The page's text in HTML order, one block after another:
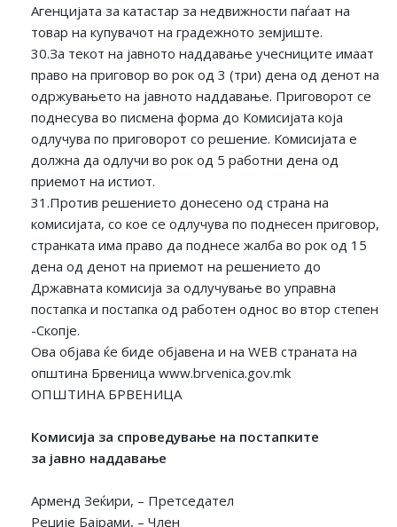
Агенцијата за катастар за недвижности паѓаат на
товар на купувачот на градежното земјиште.
30.За текот на јавното наддавање учесниците имаат
право на приговор во рок од 3 (три) дена од денот на
одржувањето на јавното наддавање. Приговорот се
поднесува во писмена форма до Комисијата која
одлучува по приговорот со решение. Комисијата е
должна да одлучи во рок од 5 работни дена од
приемот на истиот.
31.Против решението донесено од страна на
комисијата, со кое се одлучува по поднесен приговор,
странката има право да поднесе жалба во рок од 15
дена од денот на приемот на решението до
Државната комисија за одлучување во управна
постапка и постапка од работен однос во втор степен
-Скопје.
Ова објава ќе биде објавена и на WEB страната на
општина Брвеница www.brvenica.gov.mk
ОПШТИНА БРВЕНИЦА
Комисија за спроведување на постапките
за јавно наддавањe
Арменд Зеќири, – Претседател
Реџије Бајрами, – Член